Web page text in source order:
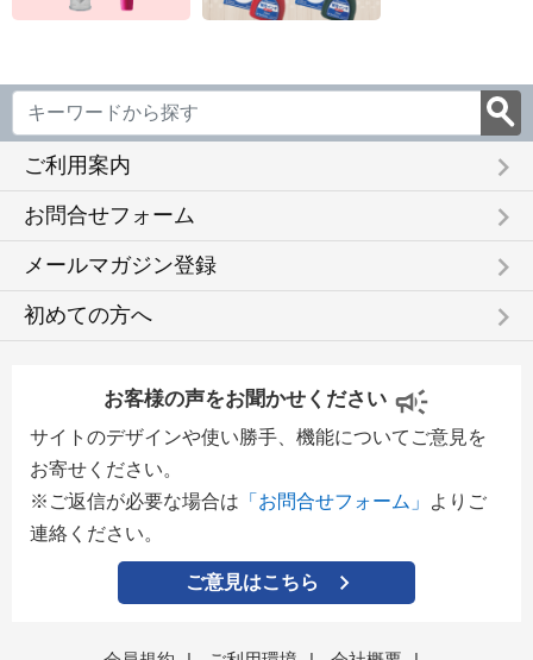
ご利用案内 keyboard_arrow_right
お問合せフォーム keyboard_arrow_right
メールマガジン登録 keyboard_arrow_right
初めての方へ keyboard_arrow_right
お客様の声をお聞かせください
サイトのデザインや使い勝手、機能についてご意見を
お寄せください。
※ご返信が必要な場合は 「お問合せフォーム」
よりご
連絡ください。
ご意見はこちら